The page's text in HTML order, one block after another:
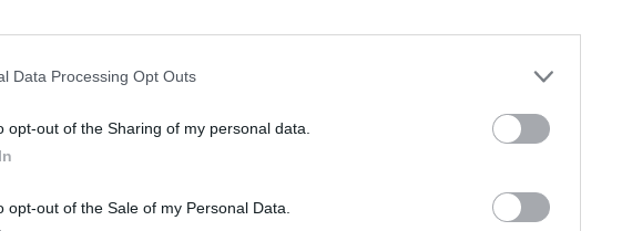
Data Processing Opt Outs
opt-out of the Sharing of my personal data.
opt-out of the Sale of my Personal Data.